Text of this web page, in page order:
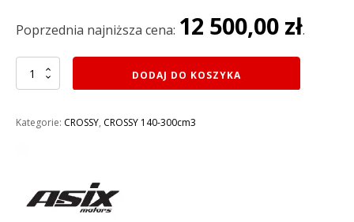
13
12
Poprzednia najniższa cena: 12 500,00 zł.
ilość
CROSS
XR-
300CC
KOŁA
DODAJ DO KOSZYKA
Kategorie: CROSSY, CROSSY 140-300cm3